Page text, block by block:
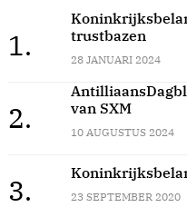
1.
trustbazen
28 JANUARI 2024
2.
van SXM
10 AUGUSTUS 2024
3. 23 SEPTEMBER 2020